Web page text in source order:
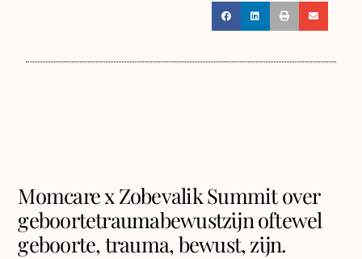
Momcare x Zobevalik Summit over
geboortetraumabewustzijn oftewel
geboorte, trauma, bewust, zijn.